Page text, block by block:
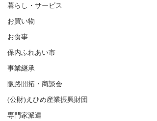
暮らし・サービス
お買い物
お食事
保内ふれあい市
事業継承
販路開拓・商談会
(公財)えひめ産業振興財団
専門家派遣